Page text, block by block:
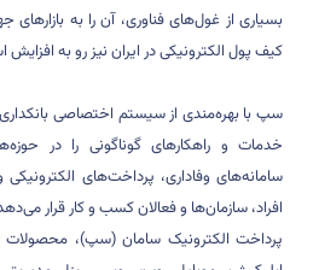
بسیاری از غول‌های فناوری، آن را به بازارهای
کیف پول الکترونیکی در ایران نیز رو به
سپ با بهره‌مندی از سیستم اختصاصی
خدمات و راهکارهای گوناگونی را در
سامانه‌های وفاداری، پرداخت‌های
افراد، سازمان‌ها و فعالان کسب و کار قرار
پرداخت الکترونیک سامان (سپ)،